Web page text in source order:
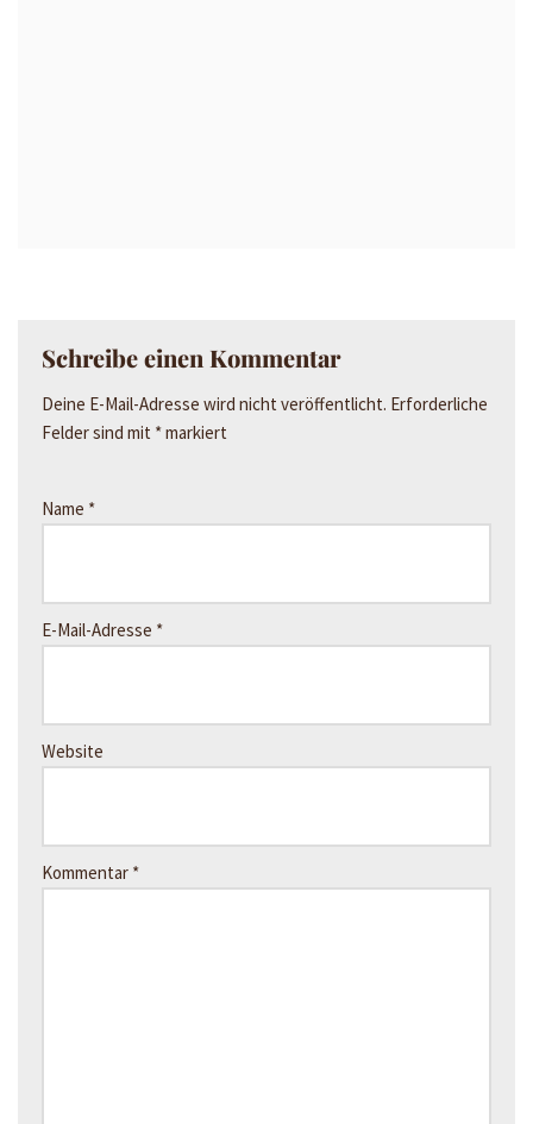
Schreibe einen Kommentar
Deine E-Mail-Adresse wird nicht veröffentlicht. Erforderliche
Felder sind mit *markiert
Name *
E-Mail-Adresse *
Website
Kommentar *